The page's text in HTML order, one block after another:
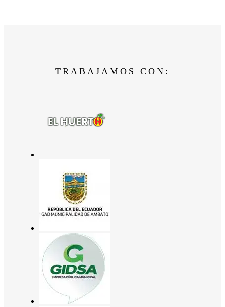
TRABAJAMOS CON: